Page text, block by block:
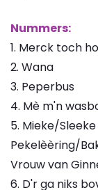
Nummers:
1. Merck toch
2. Wana
3. Peperbus
4. Mè m'n
5. Mieke/Sleeke
Pekelèèring/
Vrouw van
6. D'r ga niks